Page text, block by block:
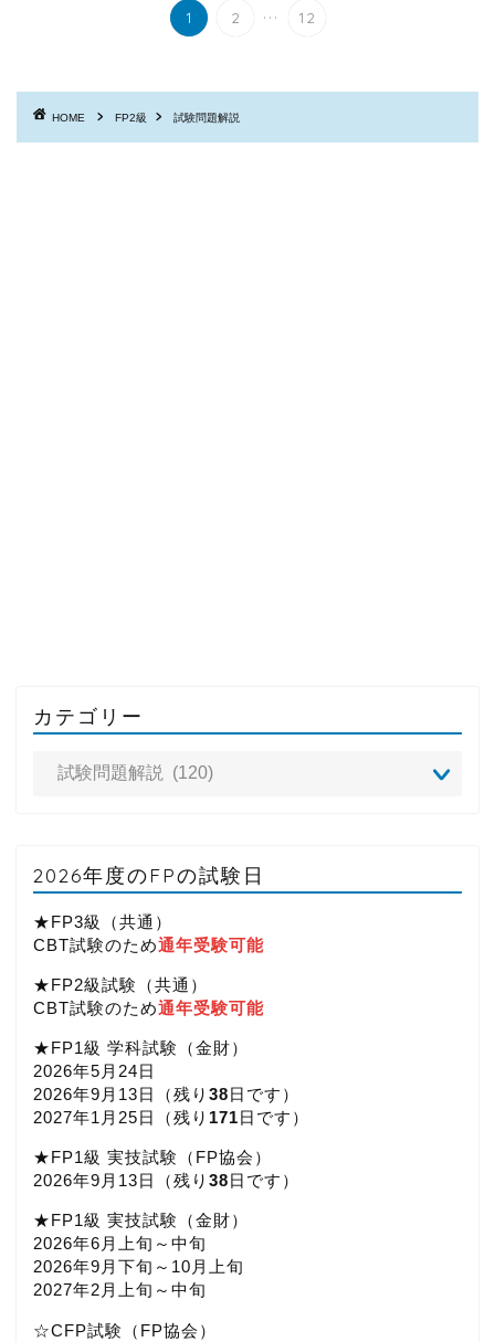
1 2 ... 12
HOME FP2級 試験問題解説
カテゴリー
2026年度のFPの試験日
★FP3級（共通）
CBT試験のため通年受験可能
★FP2級試験（共通）
CBT試験のため通年受験可能
★FP1級 学科試験（金財）
2026年5月24日
2026年9月13日（残り 38日です）
2027年1月25日（残り 171日です）
★FP1級 実技試験（FP協会）
2026年9月13日（残り 38日です）
★FP1級 実技試験（金財）
2026年6月上旬～中旬
2026年9月下旬～10月上旬
2027年2月上旬～中旬
☆CFP試験（FP協会）